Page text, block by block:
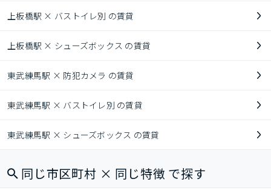
上板橋駅 × バストイレ別 の賃貸
上板橋駅 × シューズボックス の賃貸
東武練馬駅 × 防犯カメラ の賃貸
東武練馬駅 × バストイレ別 の賃貸
東武練馬駅 × シューズボックス の賃貸
同じ市区町村 × 同じ特徴 で探す